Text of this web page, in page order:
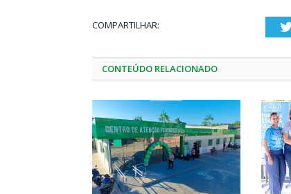
COMPARTILHAR:
CONTEÚDO RELACIONADO